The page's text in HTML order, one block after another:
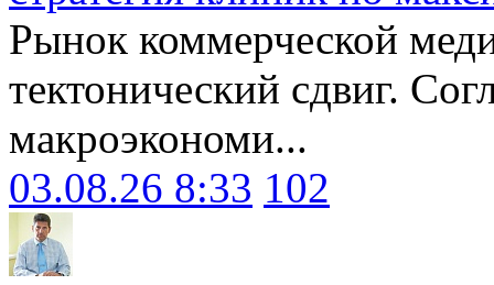
Рынок коммерческой
тектонический сдвиг.
макроэкономи...
03.08.26 8:33 102